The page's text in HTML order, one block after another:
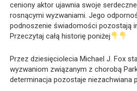
ceniony aktor ujawnia swoje
rosnącymi wyzwaniami. Jego
podnoszenie świadomości pozostają
Przeczytaj całą historię poniżej
Przez dziesięciolecia Michael J. Fox
wyzwaniom związanym z chorobą
determinacja pozostaje niezachwiana